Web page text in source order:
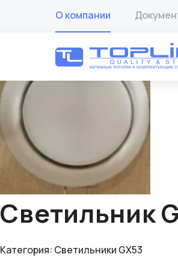
О компании
Светильник
Категория: Светильники GX53